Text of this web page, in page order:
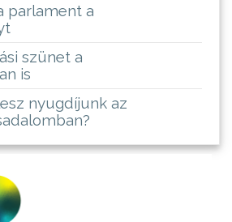
parlament a
szünet a
is
nyugdíjunk az